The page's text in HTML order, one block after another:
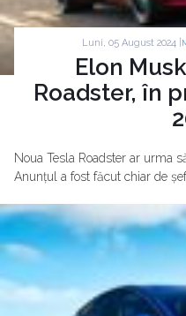
Luni, 05 August 2024 |
Elon
Roadster, în
Noua Tesla Roadster ar urma
Anunțul a fost făcut chiar de